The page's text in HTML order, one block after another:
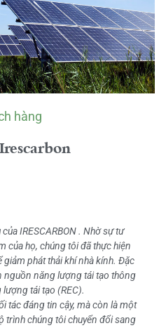
hàng
IRESCARBON . Nhờ sự tư
của họ, chúng tôi đã thực hiện
giảm phát thải khí nhà kính. Đặc
nguồn năng lượng tái tạo thông
tái tạo (REC).
tác đáng tin cậy, mà còn là một
trình chúng tôi chuyển đổi sang